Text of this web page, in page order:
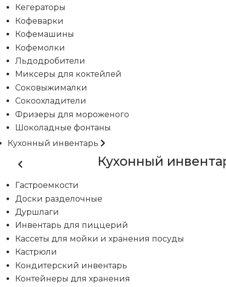
Кегераторы
Кофеварки
Кофемашины
Кофемолки
Льдодробители
Миксеры для коктейлей
Соковыжималки
Сокоохладители
Фризеры для мороженого
Шоколадные фонтаны
Кухонный инвентарь
Кухонный
Гастроемкости
Доски разделочные
Дуршлаги
Инвентарь для пиццерий
Кассеты для мойки и хранения посуды
Кастрюли
Кондитерский инвентарь
Контейнеры для хранения